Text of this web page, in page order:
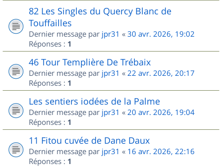
82 Les Singles du Quercy Blanc de
Touffailles
Dernier message par jpr31 « 30 avr. 2026, 19:02
Réponses : 1
46 Tour Templière De Trébaix
Dernier message par jpr31 « 22 avr. 2026, 20:17
Réponses : 1
Les sentiers iodées de la Palme
Dernier message par jpr31 « 20 avr. 2026, 19:04
Réponses : 1
11 Fitou cuvée de Dane Daux
Dernier message par jpr31 « 16 avr. 2026, 22:16
Réponses : 1